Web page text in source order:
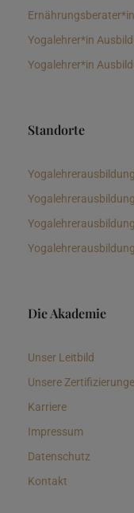
Yogalehrer*in
Yogalehrer*in
Standorte
Die Akademie
Unser Leitbild
Unsere
Karriere
Impressum
Datenschutz
Kontakt